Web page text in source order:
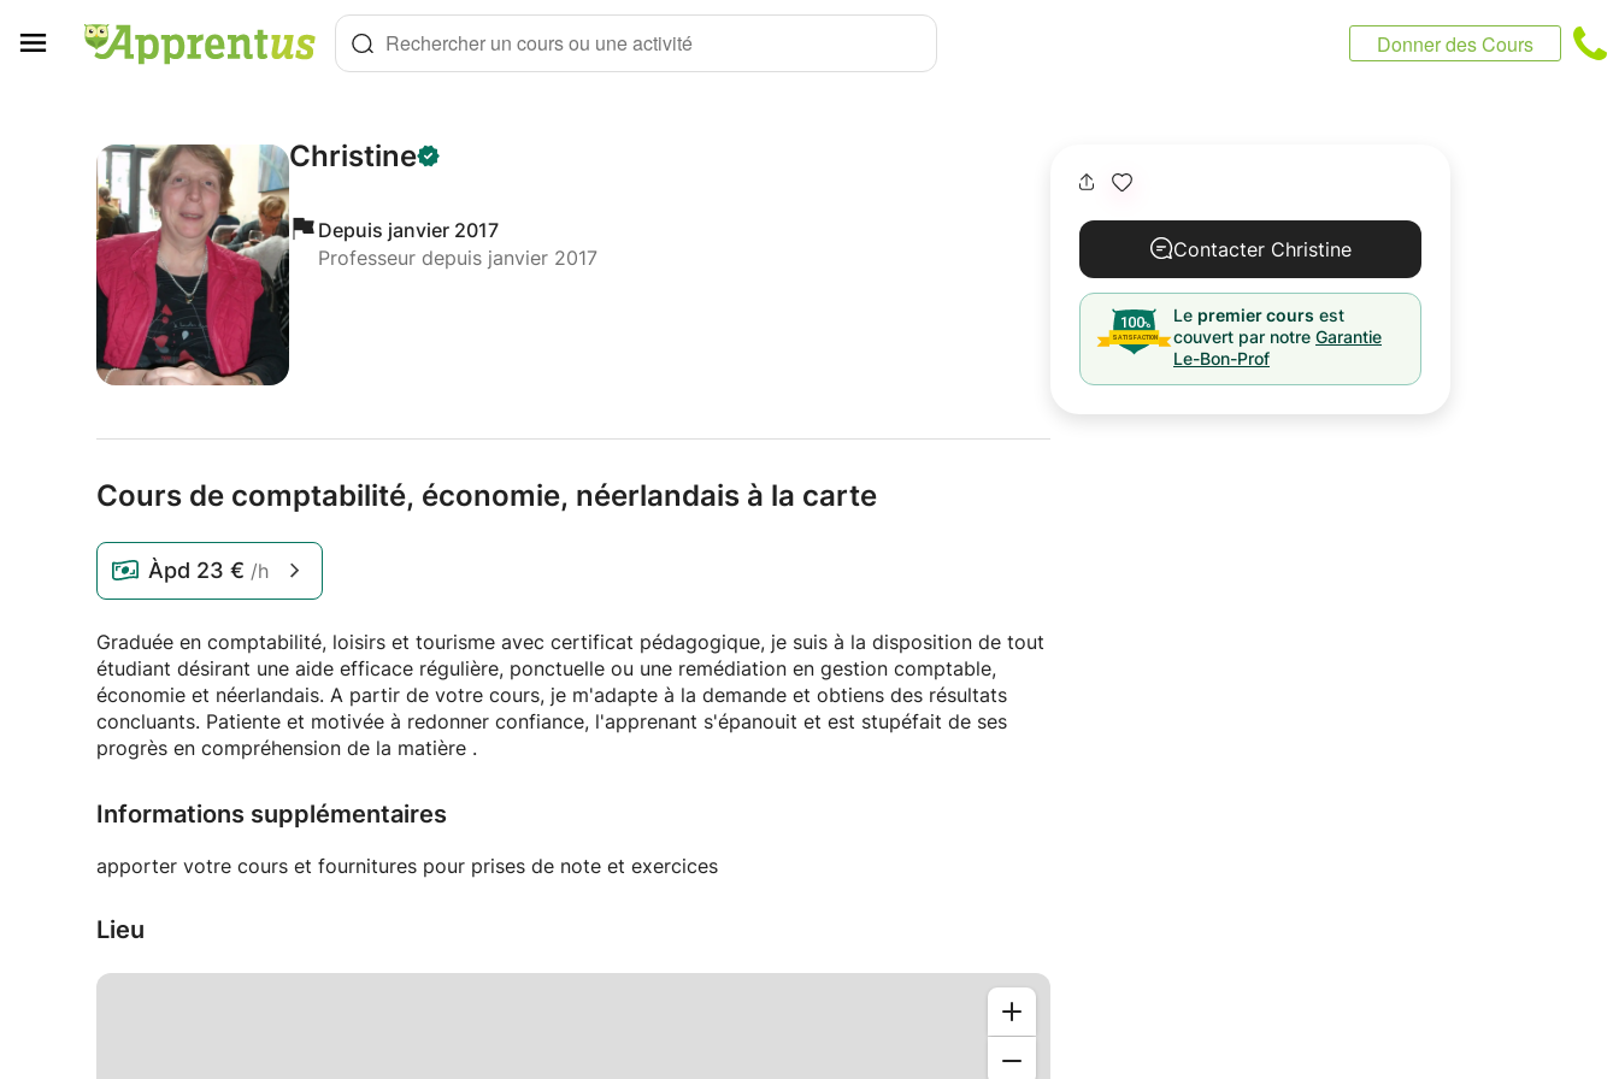
Rechercher un cours ou une activité Donner des Cours
Christine
Depuis janvier 2017
Professeur depuis janvier 2017
Cours de comptabilité, économie, néerlandais à la carte
Àpd 23 € /h
Graduée en comptabilité, loisirs et tourisme avec certificat pédagogique, je suis à la disposition de tout
étudiant désirant une aide efficace régulière, ponctuelle ou une remédiation en gestion comptable,
économie et néerlandais. A partir de votre cours, je m'adapte à la demande et obtiens des résultats
concluants. Patiente et motivée à redonner confiance, l'apprenant s'épanouit et est stupéfait de ses
progrès en compréhension de la matière .
Informations supplémentaires
apporter votre cours et fournitures pour prises de note et exercices
Lieu
Contacter Christine
Le premier cours est
couvert par notre Garantie
Le-Bon-Prof